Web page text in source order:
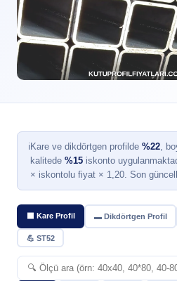
ℹKare ve dikdörtgen profilde %22,
kalitede %15 iskonto
× iskontolu fiyat × 1,20. Son
⬛ Kare Profil ▬ Dikdörtgen Profil
💪 ST52